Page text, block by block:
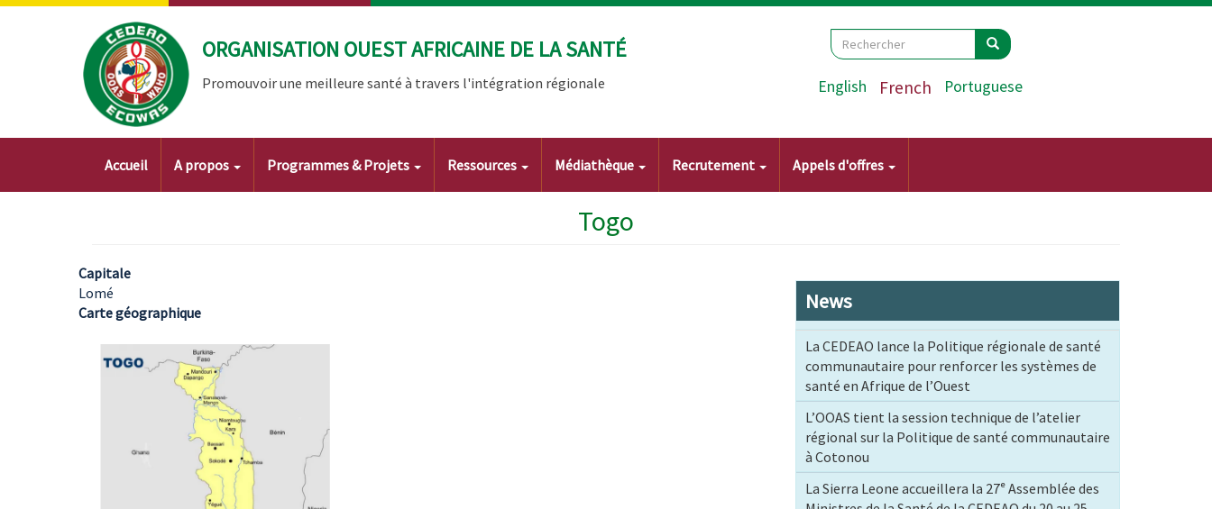
Aller
ORGANISATION OUEST AFRICAINE DE LA SANTÉ
Promouvoir une meilleure santé à travers l'intégration régionale
Search
Rechercher Rechercher
English French Portuguese
Main
navigation
Accueil A propos Programmes & Projets Ressources Médiathèque Recrutement Appels d'offres
Togo
Capitale
Lomé
Carte géographique
Image
News
La CEDEAO lance la Politique régionale de santé
communautaire pour renforcer les systèmes de
santé en Afrique de l’Ouest
L’OOAS tient la session technique de l’atelier
régional sur la Politique de santé communautaire
à Cotonou
La Sierra Leone accueillera la 27ᵉ Assemblée des